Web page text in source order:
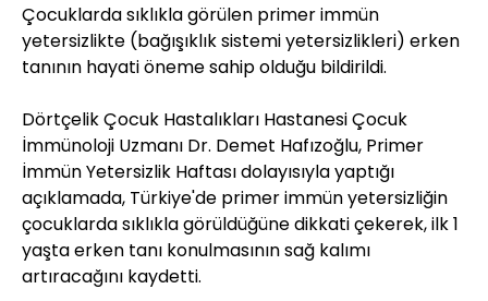
Çocuklarda sıklıkla görülen primer immün
yetersizlikte (bağışıklık sistemi yetersizlikleri) erken
tanının hayati öneme sahip olduğu bildirildi.
Dörtçelik Çocuk Hastalıkları Hastanesi Çocuk
İmmünoloji Uzmanı Dr. Demet Hafızoğlu, Primer
İmmün Yetersizlik Haftası dolayısıyla yaptığı
açıklamada, Türkiye'de primer immün yetersizliğin
çocuklarda sıklıkla görüldüğüne dikkati çekerek, ilk 1
yaşta erken tanı konulmasının sağ kalımı
artıracağını kaydetti.